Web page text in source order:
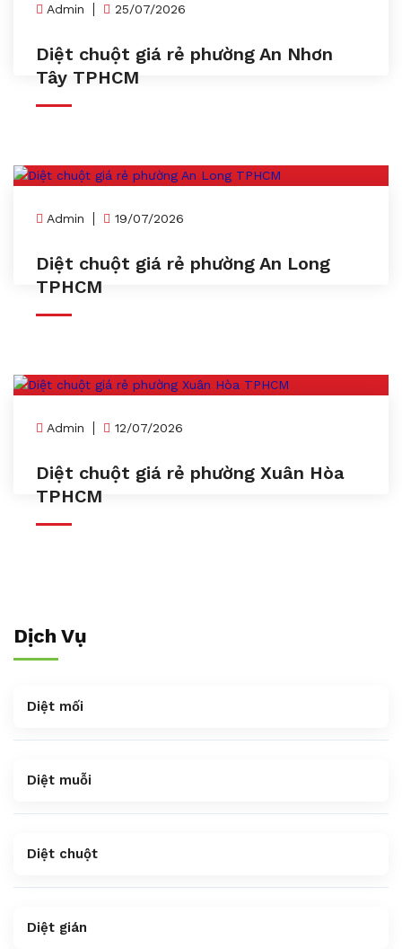
Admin 25/07/2026
Diệt chuột giá rẻ phường An Nhơn
Tây TPHCM
Admin 19/07/2026
Diệt chuột giá rẻ phường An Long
TPHCM
Admin 12/07/2026
Diệt chuột giá rẻ phường Xuân Hòa
TPHCM
Dịch Vụ
Diệt mối
Diệt muỗi
Diệt chuột
Diệt gián